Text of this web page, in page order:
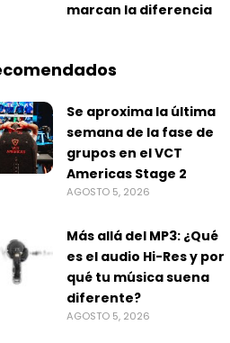
marcan la diferencia
Se aproxima la última
semana de la fase de
grupos en el VCT
Americas Stage 2
AGOSTO 5, 2026
Más allá del MP3: ¿Qué
es el audio Hi-Res y por
qué tu música suena
diferente?
AGOSTO 5, 2026